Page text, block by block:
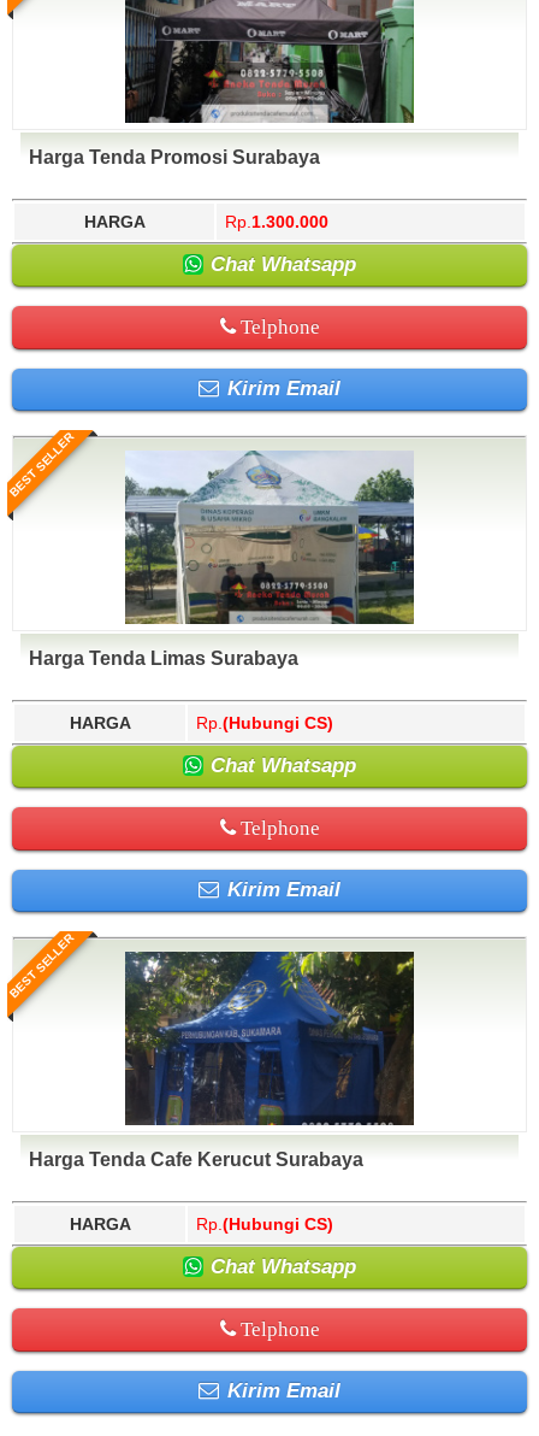
Harga Tenda Promosi Surabaya
HARGA Rp. 1.300.000
Chat Whatsapp
Telphone
Kirim Email
BEST SELLER
Harga Tenda Limas Surabaya
HARGA Rp. (Hubungi CS)
Chat Whatsapp
Telphone
Kirim Email
BEST SELLER
Harga Tenda Cafe Kerucut Surabaya
HARGA Rp. (Hubungi CS)
Chat Whatsapp
Telphone
Kirim Email